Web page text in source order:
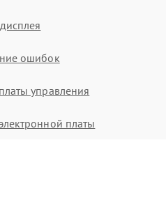
ошибок
управления
платы